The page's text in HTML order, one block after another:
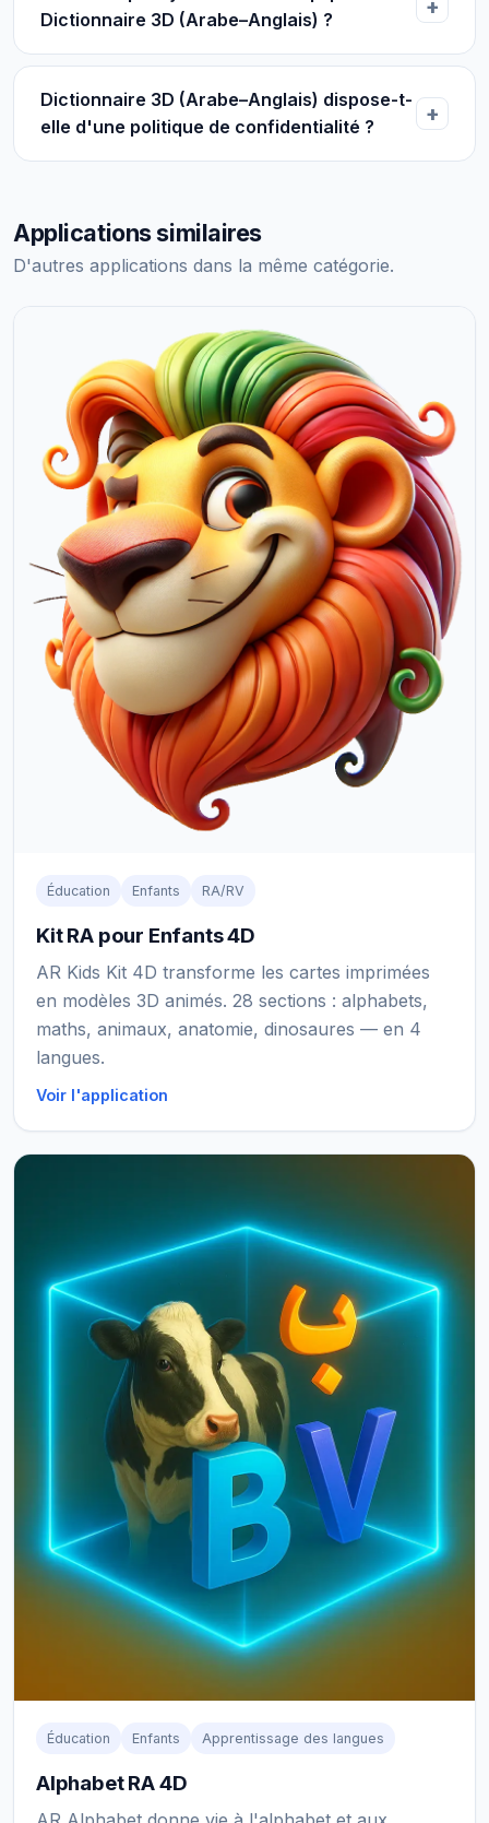
Dictionnaire 3D (Arabe–Anglais) ?
Dictionnaire 3D (Arabe–Anglais) dispose-t-
elle d'une politique de confidentialité ?
Applications similaires
D'autres applications dans la même catégorie.
Éducation Enfants RA/RV
Kit RA pour Enfants 4D
AR Kids Kit 4D transforme les cartes imprimées
en modèles 3D animés. 28 sections : alphabets,
maths, animaux, anatomie, dinosaures — en 4
langues.
Voir l'application
Éducation Enfants Apprentissage des langues
Alphabet RA 4D